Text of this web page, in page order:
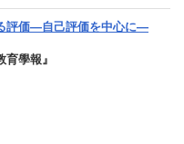
評価—自己評価を中心に—
學報』